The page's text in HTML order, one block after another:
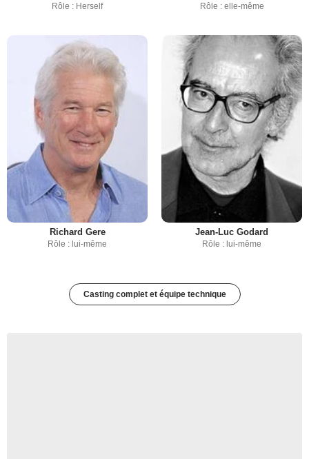
Rôle : Herself Rôle : elle-même
Richard Gere
Rôle : lui-même
Jean-Luc Godard
Rôle : lui-même
Casting complet et équipe technique